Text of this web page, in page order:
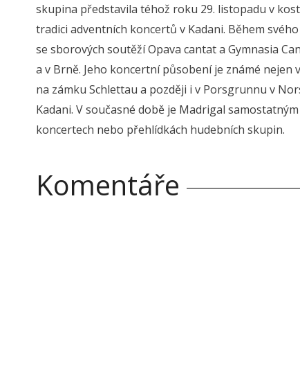
skupina představila téhož roku 29. listopadu v
tradici adventních koncertů v Kadani. Během
se sborových soutěží Opava cantat a Gymnasia
a v Brně. Jeho koncertní působení je známé nejen
na zámku Schlettau a později i v Porsgrunnu v
Kadani. V současné době je Madrigal
koncertech nebo přehlídkách hudebních skupin.
Komentáře